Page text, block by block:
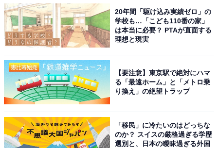
20年間「駆け込み実績ゼロ」の
学校も…「こども110番の家」
は本当に必要？ PTAが直面する
理想と現実
【要注意】東京駅で絶対にハマ
る「最遠ホーム」と「メトロ乗
り換え」の絶望トラップ
「移民」に冷たいのはどっちな
のか？ スイスの厳格過ぎる学歴
選別と、日本の曖昧過ぎる外国